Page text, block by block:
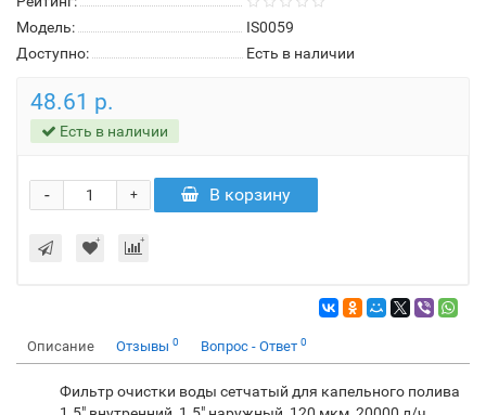
Модель:
IS0059
Доступно:
Есть в наличии
48.61 р.
Есть в наличии
+
- В корзину
Описание Отзывы 0 Вопрос - Ответ 0
Фильтр очистки воды сетчатый для капельного полива